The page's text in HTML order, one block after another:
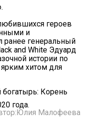
героев
и
ранее генеральный
and White Эдуард
истории по
хитом для
Корень
года.
Юлия Малофеева